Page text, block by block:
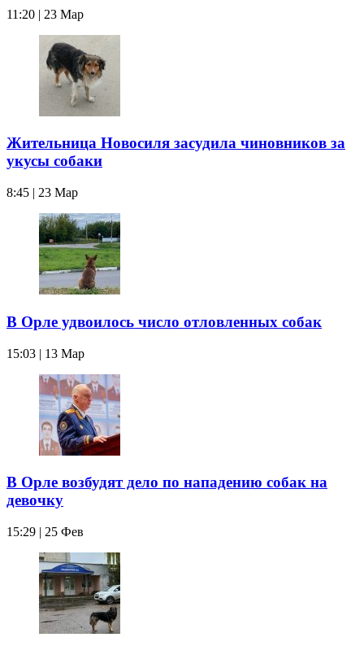
11:20 | 23 Мар
Жительница Новосиля засудила чиновников за
укусы собаки
8:45 | 23 Мар
В Орле удвоилось число отловленных собак
15:03 | 13 Мар
В Орле возбудят дело по нападению собак на
девочку
15:29 | 25 Фев